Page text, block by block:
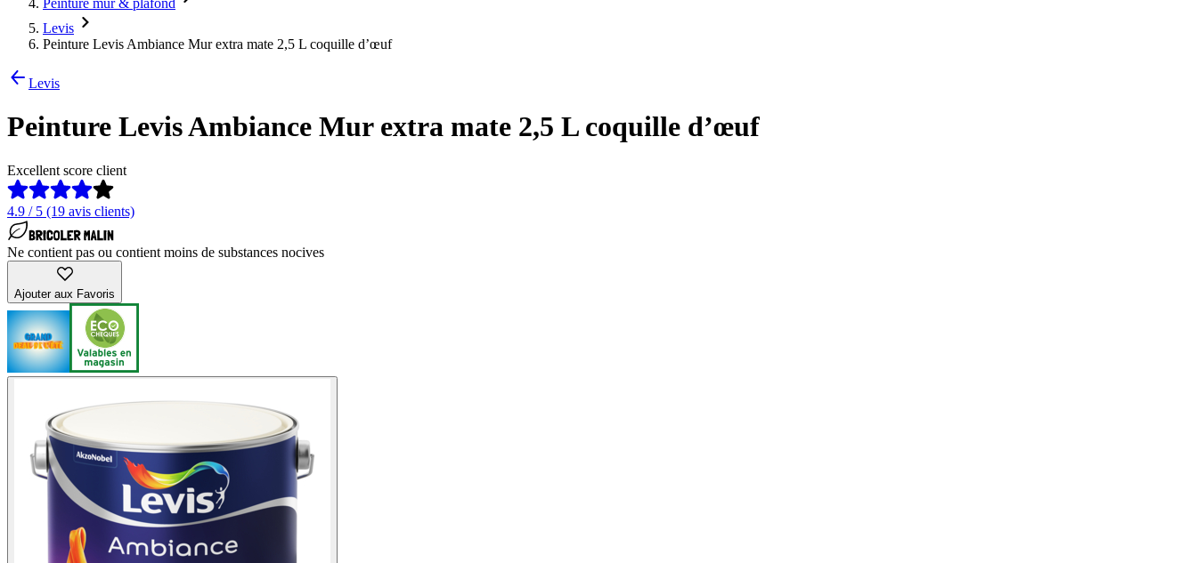
Peinture mur & plafond
Levis
Peinture Levis Ambiance Mur extra mate 2,5 L coquille d’œuf
Levis
Peinture Levis Ambiance Mur extra mate 2,5 L coquille d’œuf
Excellent score client
4.9 / 5 (19 avis clients)
Ne contient pas ou contient moins de substances nocives
Ajouter aux Favoris